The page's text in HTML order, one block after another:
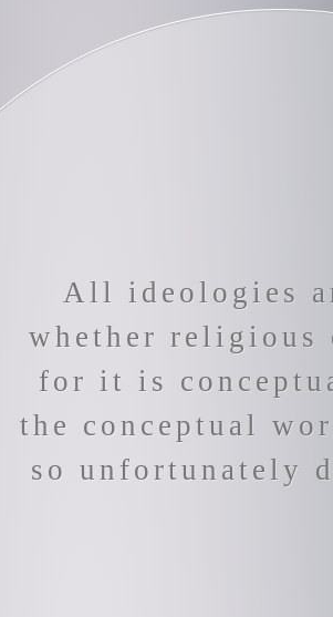
All ideologies
whether
for it is
the conceptual
so unfortunately